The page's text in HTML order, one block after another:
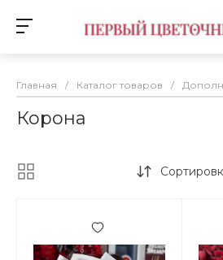
Главная / Каталог товаров /
Корона